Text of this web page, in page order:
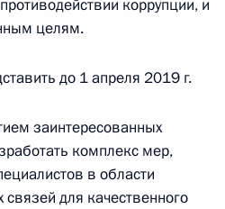
коррупции, и
целям.
до 1 апреля 2019 г.
заинтересованных
комплекс мер,
в области
для качественного